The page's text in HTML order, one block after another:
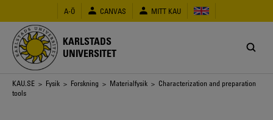
huvudinnehåll
A-Ö CANVAS MITT KAU
KARLSTADS
UNIVERSITET
Länkstig
KAU.SE > Fysik > Forskning > Materialfysik > Characterization and preparation
tools